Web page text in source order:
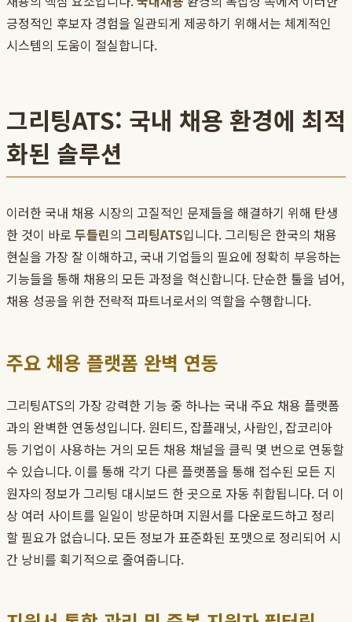
긍정적인 후보자 경험을 일관되게 제공하기 위해서는 체계적인
시스템의 도움이 절실합니다.
그리팅ATS: 국내 채용 환경에 최적
화된 솔루션
이러한 국내 채용 시장의 고질적인 문제들을 해결하기 위해 탄생
한 것이 바로 두들린의 그리팅ATS입니다. 그리팅은 한국의 채용
현실을 가장 잘 이해하고, 국내 기업들의 필요에 정확히 부응하는
기능들을 통해 채용의 모든 과정을 혁신합니다. 단순한 툴을 넘어,
채용 성공을 위한 전략적 파트너로서의 역할을 수행합니다.
주요 채용 플랫폼 완벽 연동
그리팅ATS의 가장 강력한 기능 중 하나는 국내 주요 채용 플랫폼
과의 완벽한 연동성입니다. 원티드, 잡플래닛, 사람인, 잡코리아
등 기업이 사용하는 거의 모든 채용 채널을 클릭 몇 번으로 연동할
수 있습니다. 이를 통해 각기 다른 플랫폼을 통해 접수된 모든 지
원자의 정보가 그리팅 대시보드 한 곳으로 자동 취합됩니다. 더 이
상 여러 사이트를 일일이 방문하며 지원서를 다운로드하고 정리
할 필요가 없습니다. 모든 정보가 표준화된 포맷으로 정리되어 시
간 낭비를 획기적으로 줄여줍니다.